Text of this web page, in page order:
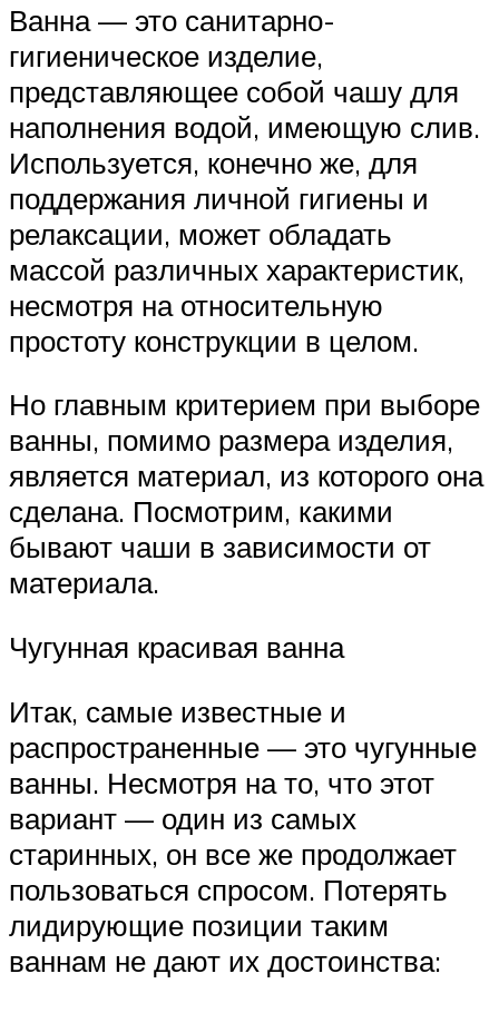
Ванна — это санитарно-
гигиеническое изделие,
представляющее собой чашу для
наполнения водой, имеющую слив.
Используется, конечно же, для
поддержания личной гигиены и
релаксации, может обладать
массой различных характеристик,
несмотря на относительную
простоту конструкции в целом.
Но главным критерием при выборе
ванны, помимо размера изделия,
является материал, из которого она
сделана. Посмотрим, какими
бывают чаши в зависимости от
материала.
Чугунная красивая ванна
Итак, самые известные и
распространенные — это чугунные
ванны. Несмотря на то, что этот
вариант — один из самых
старинных, он все же продолжает
пользоваться спросом. Потерять
лидирующие позиции таким
ваннам не дают их достоинства: